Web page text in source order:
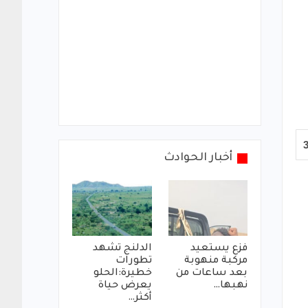
أخبار الحوادث
فزع يستعيد
مركبة منهوبة
بعد ساعات من
نهبها…
الدلنج تشهد
تطورات
خطيرة:الحلو
يعرض حياة
أكثر…